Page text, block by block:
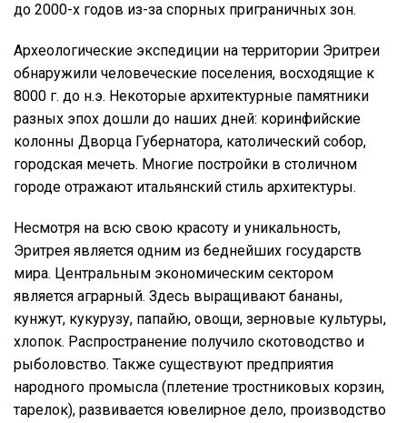
до 2000-х годов из-за спорных приграничных зон.
Археологические экспедиции на территории Эритреи
обнаружили человеческие поселения, восходящие к
8000 г. до н.э. Некоторые архитектурные памятники
разных эпох дошли до наших дней: коринфийские
колонны Дворца Губернатора, католический собор,
городская мечеть. Многие постройки в столичном
городе отражают итальянский стиль архитектуры.
Несмотря на всю свою красоту и уникальность,
Эритрея является одним из беднейших государств
мира. Центральным экономическим сектором
является аграрный. Здесь выращивают бананы,
кунжут, кукурузу, папайю, овощи, зерновые культуры,
хлопок. Распространение получило скотоводство и
рыболовство. Также существуют предприятия
народного промысла (плетение тростниковых корзин,
тарелок), развивается ювелирное дело, производство